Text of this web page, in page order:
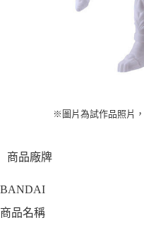
※圖片為試作品照片
商品廠牌
BANDAI
商品名稱